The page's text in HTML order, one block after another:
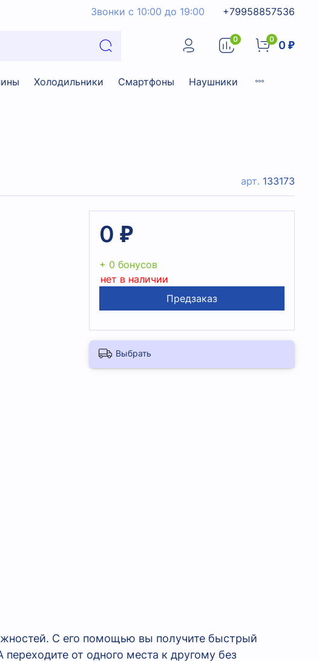
Звонки с 10:00 до 19:00 +79958857536
0 0 0 ₽
Холодильники Смартфоны Наушники
арт. 133173
0 ₽
+ 0 бонусов
нет в наличии
Предзаказ
Выбрать
С его помощью вы получите быстрый
от одного места к другому без